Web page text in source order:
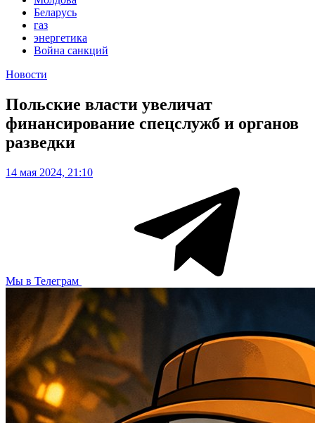
Беларусь
газ
энергетика
Война санкций
Новости
Польские власти увеличат
финансирование спецслужб и органов
разведки
14 мая 2024, 21:10
Мы в Телеграм